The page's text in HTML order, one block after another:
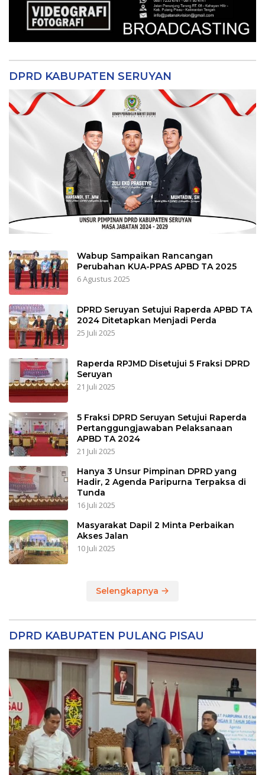
DPRD KABUPATEN SERUYAN
Wabup Sampaikan Rancangan
Perubahan KUA-PPAS APBD TA 2025
6 Agustus 2025
DPRD Seruyan Setujui Raperda APBD TA
2024 Ditetapkan Menjadi Perda
25 Juli 2025
Raperda RPJMD Disetujui 5 Fraksi DPRD
Seruyan
21 Juli 2025
5 Fraksi DPRD Seruyan Setujui Raperda
Pertanggungjawaban Pelaksanaan
APBD TA 2024
21 Juli 2025
Hanya 3 Unsur Pimpinan DPRD yang
Hadir, 2 Agenda Paripurna Terpaksa di
Tunda
16 Juli 2025
Masyarakat Dapil 2 Minta Perbaikan
Akses Jalan
10 Juli 2025
Selengkapnya
DPRD KABUPATEN PULANG PISAU